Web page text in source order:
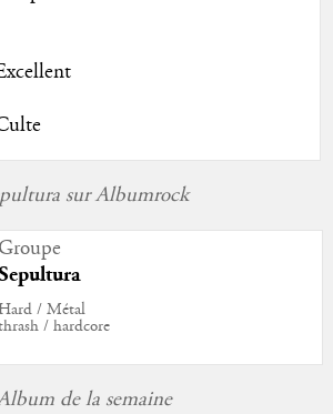
sur Albumrock
Groupe
/ Métal
/ hardcore
de la semaine